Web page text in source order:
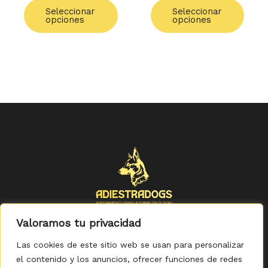
Valoramos tu privacidad
Las cookies de este sitio web se usan para personalizar
el contenido y los anuncios, ofrecer funciones de redes
Seleccionar
opciones
producto
Seleccionar
opciones